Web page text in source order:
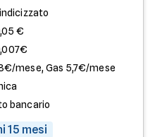
€
mese, Gas 5,7€/mese
bancario
15 mesi